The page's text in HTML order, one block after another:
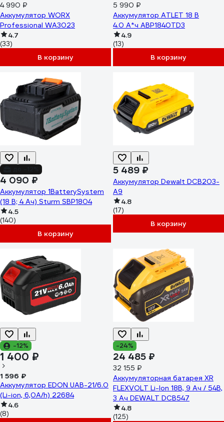
4 990 ₽
Аккумулятор WORX
Professional WA3023
4.7
(33)
В корзину
5 990 ₽
Аккумулятор ATLET 18 В
4.0 А*ч ABP1840TD3
4.9
(13)
В корзину
4 090 ₽
Аккумулятор 1BatterySystem
(18 В; 4 Ач) Sturm SBP1804
4.5
(140)
В корзину
5 489 ₽
Аккумулятор Dewalt DCB203-
A9
4.8
(17)
В корзину
-12%
1 400 ₽
1 596 ₽
Аккумулятор EDON UAB-21/6.0
(Li-ion, 6,0A/h) 22684
4.6
(8)
-24%
24 485 ₽
32 155 ₽
Аккумуляторная батарея XR
FLEXVOLT Li-Ion 18В, 9 Ач / 54В,
3 Ач DEWALT DCB547
4.8
(125)